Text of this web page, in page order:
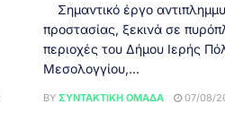
Σημαντικό έργο
προστασίας, ξεκινά σε
περιοχές του Δήμου Ιερής
Μεσολογγίου,...
BY ΣΥΝΤΑΚΤΙΚΉ ΟΜΆΔΑ 07/08/